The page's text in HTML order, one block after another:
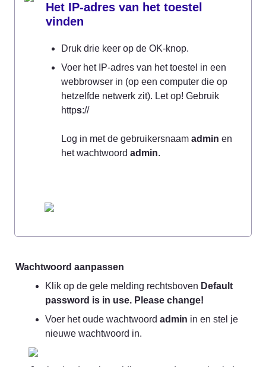
Het IP-adres van het toestel
vinden
Druk drie keer op de OK-knop.
Voer het IP-adres van het toestel in een
webbrowser in (op een computer die op
hetzelfde netwerk zit). Let op! Gebruik
https://
Log in met de gebruikersnaam admin en
het wachtwoord admin
Wachtwoord aanpassen
Klik op de gele melding rechtsboven Default
password is in use. Please change!
Voer het oude wachtwoord admin in en stel je
nieuwe wachtwoord in.